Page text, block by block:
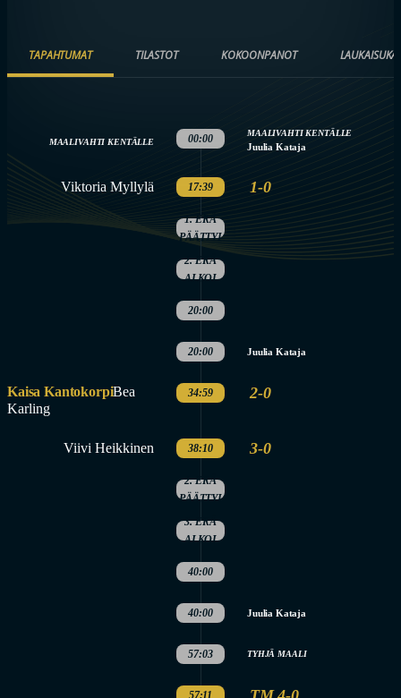
TAPAHTUMAT TILASTOT KOKOONPANOT
MAALIVAHTI KENTÄLLE 00:00 MAALIVAHTI KENTÄLLE
Juulia Kataja
Viktoria Myllylä 17:39 1-0
1. ERÄ
PÄÄTTYI
2. ERÄ
ALKOI
20:00
20:00 Juulia Kataja
Kaisa KantokorpiBea
Karling
34:59 2-0
Viivi Heikkinen 38:10 3-0
2. ERÄ
PÄÄTTYI
3. ERÄ
ALKOI
40:00
40:00 Juulia Kataja
57:03 TYHJÄ MAALI
57:11